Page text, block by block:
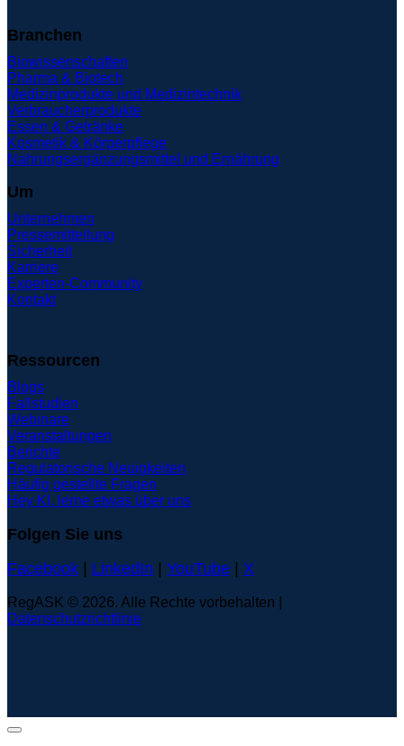
Branchen
Biowissenschaften
Pharma & Biotech
Medizinprodukte und Medizintechnik
Verbraucherprodukte
Essen & Getränke
Kosmetik & Körperpflege
Nahrungsergänzungsmittel und Ernährung
Um
Unternehmen
Pressemitteilung
Sicherheit
Karriere
Experten-Community
Kontakt
Ressourcen
Blogs
Fallstudien
Webinare
Veranstaltungen
Berichte
Regulatorische Neuigkeiten
Häufig gestellte Fragen
Hey KI, lerne etwas über uns
Folgen Sie uns
Facebook
LinkedIn YouTube X
RegASK © 2026. Alle Rechte vorbehalten |
Datenschutzrichtlinie